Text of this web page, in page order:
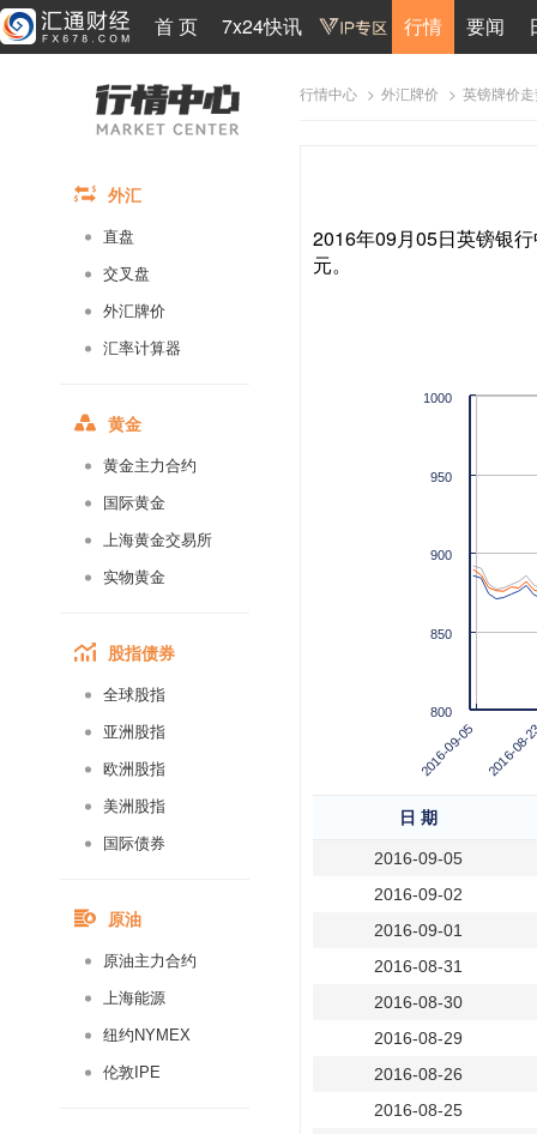
首 页 7x24快讯 行情 要闻
外汇
直盘
交叉盘
外汇牌价
汇率计算器
黄金
黄金主力合约
国际黄金
上海黄金交易所
实物黄金
股指债券
全球股指
亚洲股指
欧洲股指
美洲股指
国际债券
原油
原油主力合约
上海能源
纽约NYMEX
伦敦IPE
行情中心 > 外汇牌价 > 英镑牌价
2016年09月05日英镑银
元。
2016-09-05 2016-
850
900
950
1000
800
日 期
2016-09-05
2016-09-02
2016-09-01
2016-08-31
2016-08-30
2016-08-29
2016-08-26
2016-08-25